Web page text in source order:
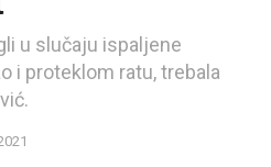
u slučaju ispaljene
i proteklom ratu, trebala